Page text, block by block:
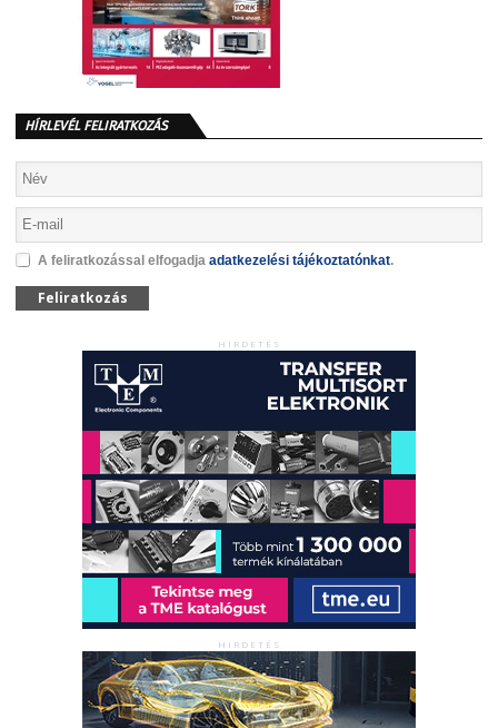
HÍRLEVÉL FELIRATKOZÁS
A feliratkozással elfogadja adatkezelési tájékoztatónkat.
Feliratkozás
HIRDETÉS
HIRDETÉS